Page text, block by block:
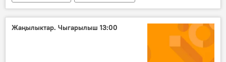
12 жылдык окуу
мектеп
окуучу
өкмөт
Жаңылыктар. Чыгарылыш 13:00